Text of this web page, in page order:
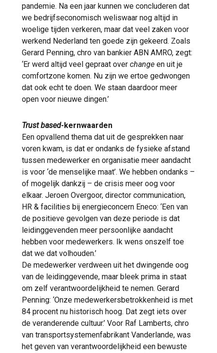
pandemie. Na een jaar kunnen we concluderen dat
we bedrijfseconomisch weliswaar nog altijd in
woelige tijden verkeren, maar dat veel zaken voor
werkend Nederland ten goede zijn gekeerd. Zoals
Gerard Penning, chro van bankier ABN AMRO, zegt:
‘Er werd altijd veel gepraat over change en uit je
comfortzone komen. Nu zijn we ertoe gedwongen
dat ook echt te doen. We staan daardoor meer
open voor nieuwe dingen.’
Trust based-kernwaarden
Een opvallend thema dat uit de gesprekken naar
voren kwam, is dat er ondanks de fysieke afstand
tussen medewerker en organisatie meer aandacht
is voor ‘de menselijke maat’. We hebben ondanks –
of mogelijk dankzij – de crisis meer oog voor
elkaar. Jeroen Overgoor, director communication,
HR & facilities bij energieconcern Eneco: ‘Een van
de positieve gevolgen van deze periode is dat
leidinggevenden meer persoonlijke aandacht
hebben voor medewerkers. Ik wens onszelf toe
dat we dat volhouden.’
De medewerker verdween uit het dwingende oog
van de leidinggevende, maar bleek prima in staat
om zelf verantwoordelijkheid te nemen. Gerard
Penning: ‘Onze medewerkersbetrokkenheid is met
84 procent nu historisch hoog. Dat zegt iets over
de veranderende cultuur.’ Voor Raf Lamberts, chro
van transportsystemenfabrikant Vanderlande, was
het geven van verantwoordelijkheid een bewuste